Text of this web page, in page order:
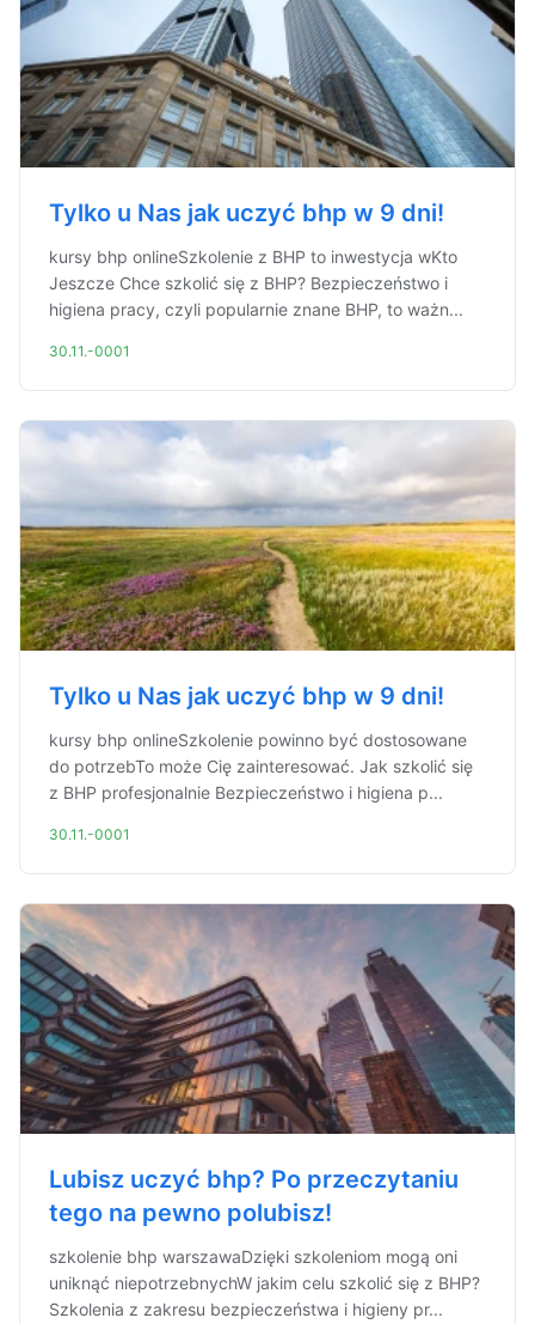
Tylko u Nas jak uczyć bhp w 9 dni!
kursy bhp onlineSzkolenie z BHP to inwestycja wKto
Jeszcze Chce szkolić się z BHP? Bezpieczeństwo i
higiena pracy, czyli popularnie znane BHP, to ważn...
30.11.-0001
Tylko u Nas jak uczyć bhp w 9 dni!
kursy bhp onlineSzkolenie powinno być dostosowane
do potrzebTo może Cię zainteresować. Jak szkolić się
z BHP profesjonalnie Bezpieczeństwo i higiena p...
30.11.-0001
Lubisz uczyć bhp? Po przeczytaniu
tego na pewno polubisz!
szkolenie bhp warszawaDzięki szkoleniom mogą oni
uniknąć niepotrzebnychW jakim celu szkolić się z BHP?
Szkolenia z zakresu bezpieczeństwa i higieny pr...